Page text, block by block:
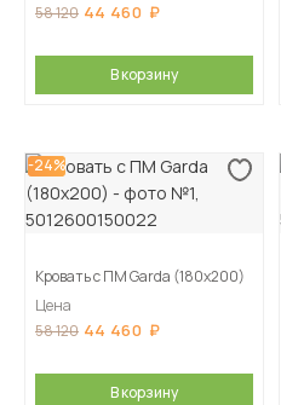
58 120 44 460
В корзину
-24%
Кровать с ПМ Garda (180х200)
Цена
58 120 44 460
В корзину